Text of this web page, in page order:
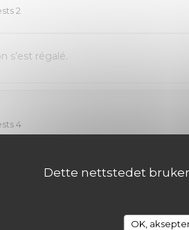
Dette nettstedet
OK,
2
s’est régalé.
4
5